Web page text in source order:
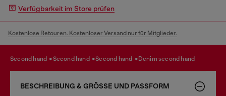
Verfügbarkeit im Store prüfen
Kostenlose Retouren. Kostenloser Versand nur für Mitglieder.
second hand second hand second hand denim second hand
BESCHREIBUNG & GRÖSSE UND PASSFORM